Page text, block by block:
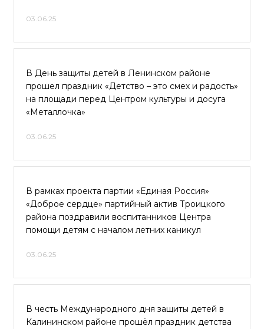
03.06.25
В День защиты детей в Ленинском районе
прошел праздник «Детство – это смех и радость»
на площади перед Центром культуры и досуга
«Металлочка»
03.06.25
В рамках проекта партии «Единая Россия»
«Доброе сердце» партийный актив Троицкого
района поздравили воспитанников Центра
помощи детям с началом летних каникул
03.06.25
В честь Международного дня защиты детей в
Калининском районе прошёл праздник детства